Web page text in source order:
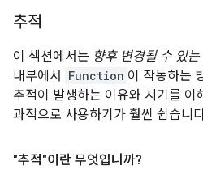
추적
이 섹션에서는 향후 변경될 수 있는
내부에서
Function 이 작동하는
추적이 발생하는 이유와 시기를 이
과적으로 사용하기가 훨씬 쉽습니
"추적"이란 무엇입니까?